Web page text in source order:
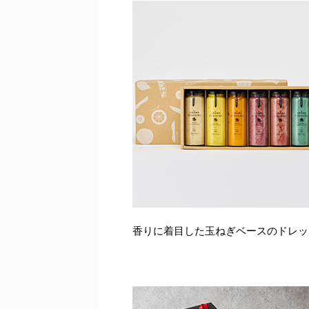
香りに着目した玉ねぎベースのドレ